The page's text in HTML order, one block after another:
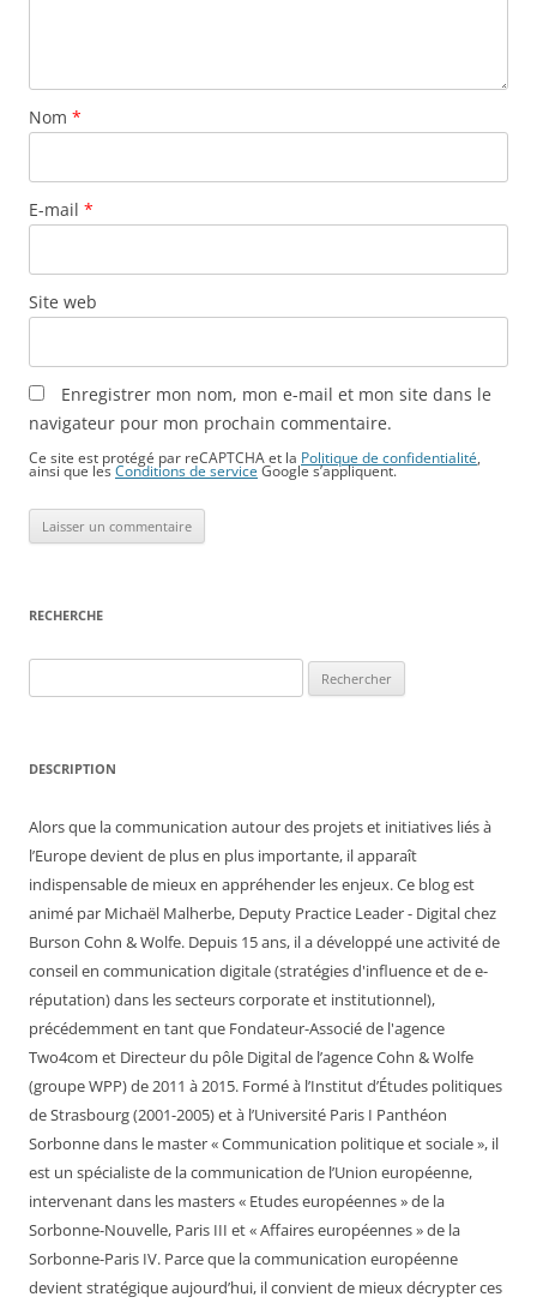
Nom *
E-mail *
Site web
Enregistrer mon nom, mon e-mail et mon site dans le
navigateur pour mon prochain commentaire.
Ce site est protégé par reCAPTCHA et la Politique de confidentialité
ainsi que lesConditions de service Google s’appliquent.
RECHERCHE
DESCRIPTION
Alors que la communication autour des projets et initiatives liés à
l’Europe devient de plus en plus importante, il apparaît
indispensable de mieux en appréhender les enjeux. Ce blog est
animé par Michaël Malherbe, Deputy Practice Leader - Digital chez
Burson Cohn & Wolfe. Depuis 15 ans, il a développé une activité de
conseil en communication digitale (stratégies d'influence et de e-
réputation) dans les secteurs corporate et institutionnel),
précédemment en tant que Fondateur-Associé de l'agence
Two4com et Directeur du pôle Digital de l’agence Cohn & Wolfe
(groupe WPP) de 2011 à 2015. Formé à l’Institut d’Études politiques
de Strasbourg (2001-2005) et à l’Université Paris I Panthéon
Sorbonne dans le master « Communication politique et sociale », il
est un spécialiste de la communication de l’Union européenne,
intervenant dans les masters « Etudes européennes » de la
Sorbonne-Nouvelle, Paris III et « Affaires européennes » de la
Sorbonne-Paris IV. Parce que la communication européenne
devient stratégique aujourd’hui, il convient de mieux décrypter ces